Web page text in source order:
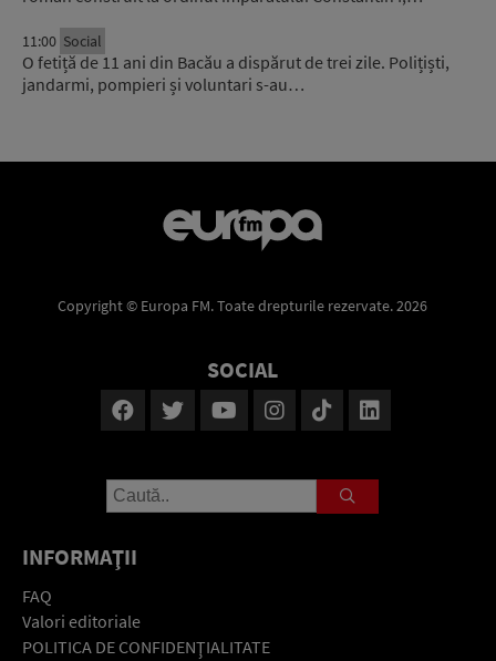
11:00 Social
O fetiță de 11 ani din Bacău a dispărut de trei zile. Polițiști,
jandarmi, pompieri și voluntari s-au…
Copyright © Europa FM. Toate drepturile rezervate. 2026
SOCIAL
INFORMAŢII
FAQ
Valori editoriale
POLITICA DE CONFIDENŢIALITATE